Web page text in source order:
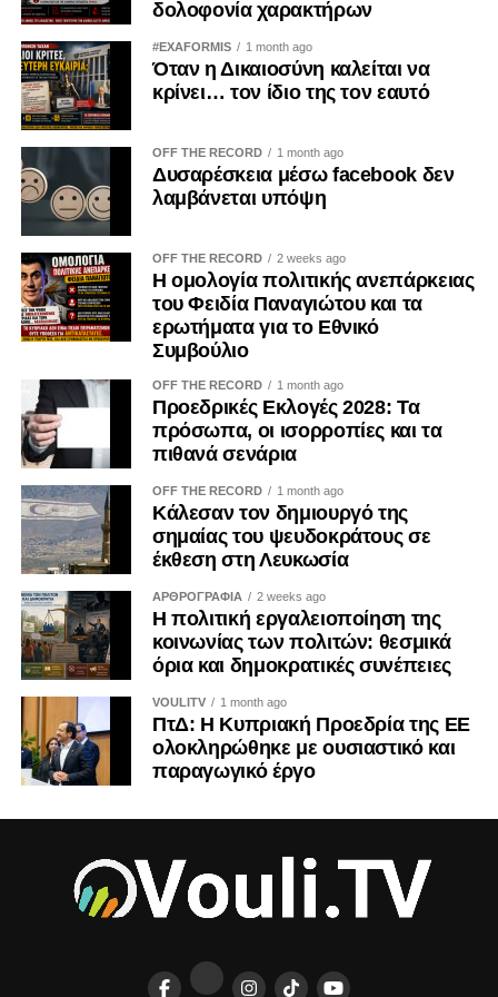
Ανήκει και στον κάθε πολίτη ξεχωριστά. Ο πατριωτισμός
δεν εξαντλείται στις επετειακές ομιλίες, ούτε στις
αναρτήσεις στα μέσα κοινωνικής δικτύωσης.
Αποδεικνύεται καθημερινά μέσα από τις προσωπικές μας
επιλογές. Δεν μπορεί κανείς να καταδικάζει την κατοχή και
ταυτόχρονα να χρηματοδοτεί, έστω και έμμεσα, τις
οικονομικές δομές που τη συντηρούν.
Η Κύπρος εξακολουθεί να ζει τις συνέπειες της εισβολής
του 1974. Οι πρόσφυγες παραμένουν μακριά από τις
πατρογονικές τους εστίες. Οι οικογένειες των
αγνοουμένων συνεχίζουν να αναζητούν απαντήσεις. Οι
εγκλωβισμένοι εξακολουθούν να δοκιμάζονται. Η κατοχή
δεν ανήκει στο παρελθόν· είναι μια καθημερινή
πραγματικότητα.
Γι’ αυτό η ενίσχυση των παράνομων καζίνων στα
κατεχόμενα δεν μπορεί να θεωρείται μια αθώα
προσωπική επιλογή. Είναι μια πράξη με πολιτικές,
οικονομικές και εθνικές προεκτάσεις. Και ως τέτοια οφείλει
να αντιμετωπίζεται από όλους μας με τη σοβαρότητα που
της αρμόζει.
Η ιστορία διδάσκει ότι τα τετελεσμένα παγιώνονται όταν οι
κοινωνίες συνηθίζουν να τα αποδέχονται. Η Κύπρος δεν
έχει την πολυτέλεια ούτε της αδιαφορίας ούτε της λήθης.
ΤΟΥ ΚΡΙΣ ΜΙΧΑΗΛ
δολοφονία χαρακτήρων
#EXAFORMIS 1 month ago
Όταν η Δικαιοσύνη καλείται να
κρίνει… τον ίδιο της τον εαυτό
OFF THE RECORD 1 month ago
Δυσαρέσκεια μέσω facebook δεν
λαμβάνεται υπόψη
OFF THE RECORD 2 weeks ago
Η ομολογία πολιτικής ανεπάρκειας
του Φειδία Παναγιώτου και τα
ερωτήματα για το Εθνικό
Συμβούλιο
OFF THE RECORD 1 month ago
Προεδρικές Εκλογές 2028: Τα
πρόσωπα, οι ισορροπίες και τα
πιθανά σενάρια
OFF THE RECORD 1 month ago
Κάλεσαν τον δημιουργό της
σημαίας του ψευδοκράτους σε
έκθεση στη Λευκωσία
ΑΡΘΡΟΓΡΑΦΙΑ 2 weeks ago
Η πολιτική εργαλειοποίηση της
κοινωνίας των πολιτών: θεσμικά
όρια και δημοκρατικές συνέπειες
VOULITV 1 month ago
ΠτΔ: Η Κυπριακή Προεδρία της ΕΕ
ολοκληρώθηκε με ουσιαστικό και
παραγωγικό έργο